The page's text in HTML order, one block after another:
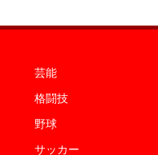
芸能
格闘技
野球
サッカー